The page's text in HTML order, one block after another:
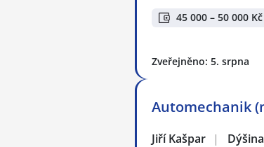
45 000 – 50 000 Kč
Zveřejněno: 5. srpna
Automechanik
Jiří Kašpar | Dýšina